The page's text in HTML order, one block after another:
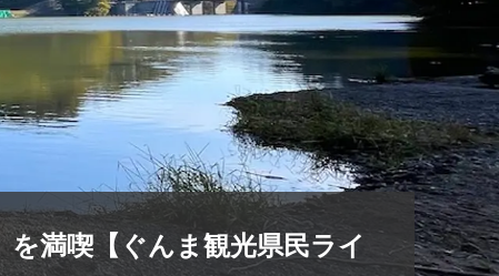
満喫【ぐんま観光県民ライ